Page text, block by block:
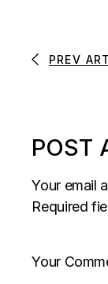
PREV
POST
Your email
Required